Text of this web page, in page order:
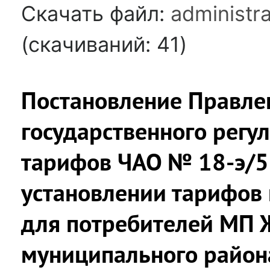
Скачать файл:
(cкачиваний: 41)
Постановление
государственного
тарифов ЧАО № 18-э/
установлении
для потребителей МП
муниципального